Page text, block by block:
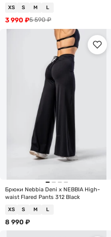
XS S M L
5 590₽
3 990 ₽
Брюки Nebbia Deni x NEBBIA High-
waist Flared Pants 312 Black
XS S M L
8 990 ₽